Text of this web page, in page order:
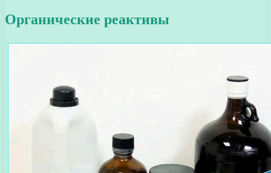
Органические реактивы